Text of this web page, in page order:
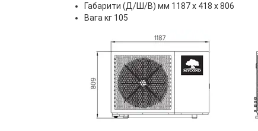
Габарити (Д/Ш/В) мм 1187 x 418 x 806
Вага кг 105